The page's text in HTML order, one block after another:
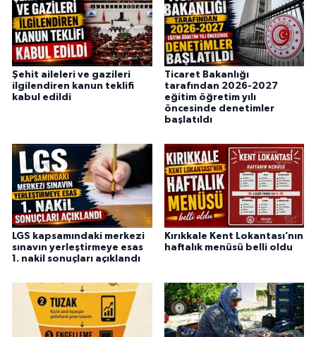
Şehit aileleri ve gazileri
ilgilendiren kanun teklifi
kabul edildi
Ticaret Bakanlığı
tarafından 2026-2027
eğitim öğretim yılı
öncesinde denetimler
başlatıldı
LGS kapsamındaki merkezi
sınavın yerleştirmeye esas
1. nakil sonuçları açıklandı
Kırıkkale Kent Lokantası’nın
haftalık menüsü belli oldu